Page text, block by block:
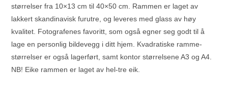
størrelser fra 10×13 cm til 40×50 cm. Rammen er laget av
lakkert skandinavisk furutre, og leveres med glass av høy
kvalitet. Fotografenes favoritt, som også egner seg godt til å
lage en personlig bildevegg i ditt hjem. Kvadratiske ramme-
størrelser er også lagerført, samt kontor størrelsene A3 og A4.
NB! Eike rammen er laget av hel-tre eik.